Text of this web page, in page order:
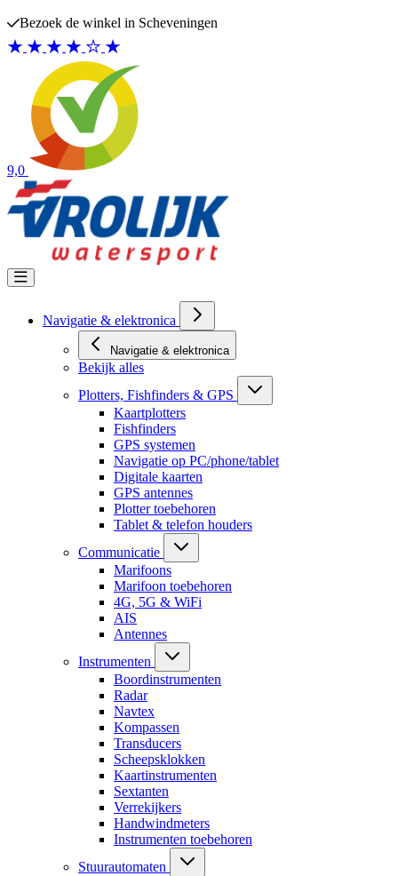
Bezoek de winkel in Scheveningen
9,0
Navigatie & elektronica
Navigatie & elektronica
Bekijk alles
Plotters, Fishfinders & GPS
Kaartplotters
Fishfinders
GPS systemen
Navigatie op PC/phone/tablet
Digitale kaarten
GPS antennes
Plotter toebehoren
Tablet & telefon houders
Communicatie
Marifoons
Marifoon toebehoren
4G, 5G & WiFi
AIS
Antennes
Instrumenten
Boordinstrumenten
Radar
Navtex
Kompassen
Transducers
Scheepsklokken
Kaartinstrumenten
Sextanten
Verrekijkers
Handwindmeters
Instrumenten toebehoren
Stuurautomaten